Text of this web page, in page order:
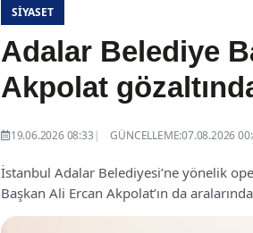
SIYASET
Adalar Belediye
Akpolat
19.06.2026 08:33 GÜNCELLEME:07.08.2026
İstanbul Adalar Belediyesi’ne yönelik
Başkan Ali Ercan Akpolat’ın da